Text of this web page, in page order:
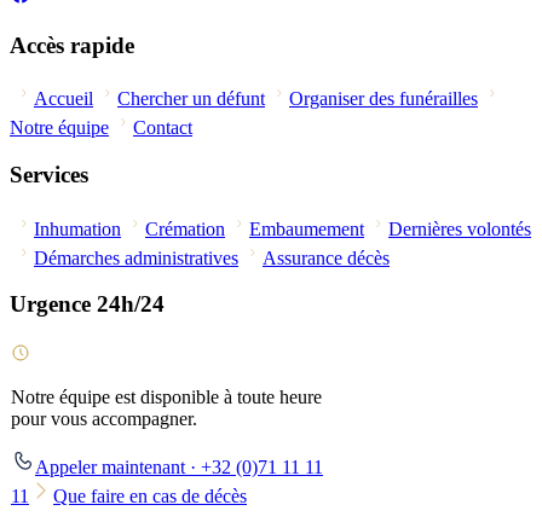
Accès rapide
Accueil Chercher un défunt
Organiser des funérailles
Notre équipe
Contact
Services
Inhumation Crémation Embaumement
Dernières volontés
Démarches administratives
Assurance décès
Urgence 24h/24
Notre équipe est disponible à toute heure
pour vous accompagner.
Appeler maintenant · +32 (0)71 11 11
11
Que faire en cas de décès